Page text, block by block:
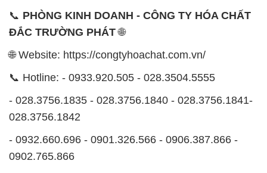
- 028.3756.1835 - 028.3756.1840 - 028.3756.1841-
0902.765.866
📧 Email: hoachat@dactruongphat.vn
ĐỊA CHỈ
1229C Quốc lộ 1A, Phường Bình Trị Đông B,